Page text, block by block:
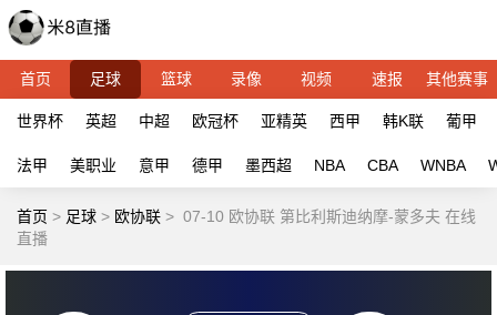
首页 足球 篮球 录像 视频 速报 其他赛事
世界杯 英超 中超 欧冠杯 亚精英 西甲 韩K联 葡甲
法甲 美职业 意甲 德甲 墨西超 NBA CBA WNBA
首页 > 足球 > 欧协联 > 07-10 欧协联 第比利斯迪纳摩-蒙多夫 在线
直播